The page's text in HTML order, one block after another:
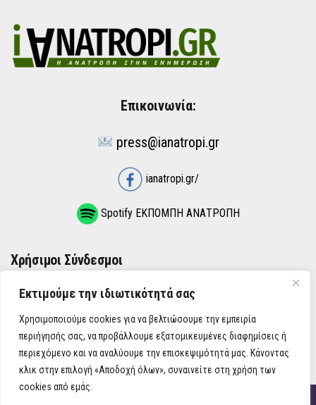
Εκτιμούμε την ιδιωτικότητά σας
Χρησιμοποιούμε cookies για να βελτιώσουμε την εμπειρία
περιήγησής σας, να προβάλλουμε εξατομικευμένες διαφημίσεις ή
περιεχόμενο και να αναλύουμε την επισκεψιμότητά μας. Κάνοντας
κλικ στην επιλογή «Αποδοχή όλων», συναινείτε στη χρήση των
cookies από εμάς.
Επικοινωνία:
press@ianatropi.gr
ianatropi.gr/
Spotify ΕΚΠΟΜΠΗ ΑΝΑΤΡΟΠΗ
Χρήσιμοι Σύνδεσμοι
ΌΡΟΙ ΧΡΉΣΗΣ
ΠΟΛΙΤΙΚΉ ΑΠΟΡΡΉΤΟΥ